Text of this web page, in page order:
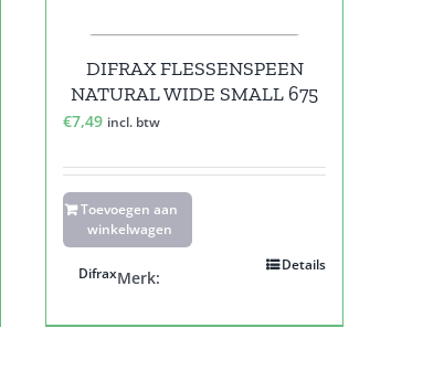
DIFRAX FLESSENSPEEN
NATURAL WIDE SMALL 675
€7,49 incl. btw
Toevoegen aan
winkelwagen
Details
Merk:
Difrax